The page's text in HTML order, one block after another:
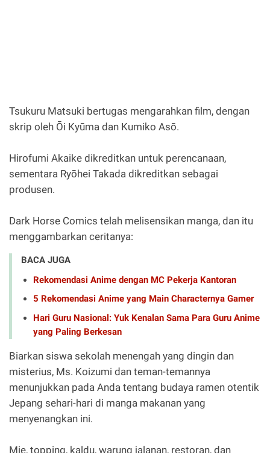
Tsukuru Matsuki bertugas mengarahkan film, dengan
skrip oleh Ōi Kyūma dan Kumiko Asō.
Hirofumi Akaike dikreditkan untuk perencanaan,
sementara Ryōhei Takada dikreditkan sebagai
produsen.
Dark Horse Comics telah melisensikan manga, dan itu
menggambarkan ceritanya:
BACA JUGA
Rekomendasi Anime dengan MC Pekerja Kantoran
5 Rekomendasi Anime yang Main Characternya Gamer
Hari Guru Nasional: Yuk Kenalan Sama Para Guru Anime
yang Paling Berkesan
Biarkan siswa sekolah menengah yang dingin dan
misterius, Ms. Koizumi dan teman-temannya
menunjukkan pada Anda tentang budaya ramen otentik
Jepang sehari-hari di manga makanan yang
menyenangkan ini.
Mie, topping, kaldu, warung jalanan, restoran, dan